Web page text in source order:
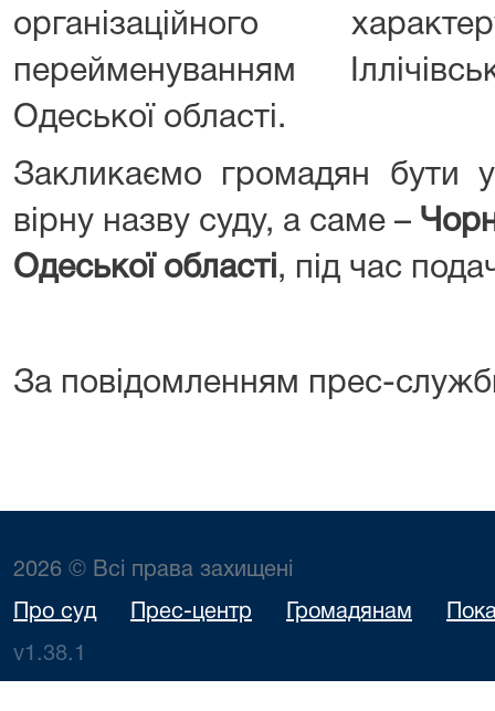
організаційного
перейменуванням
Одеської області.
Закликаємо громадян бути
вірну назву суду, а саме –
Одеської області , під час
За повідомленням прес-
2026 © Всі права захищені
Про суд Прес-центр Громадянам
v1.38.1